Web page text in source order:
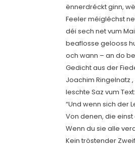
ënnerdréckt ginn,
Feeler méigléchst
déi sech net vum
beaflosse gelooss
och wann – an do
Gedicht aus der
Joachim Ringelnatz
leschte Saz vum Text:
“Und wenn sich der
Von denen, die einst
Wenn du sie alle
Kein tröstender